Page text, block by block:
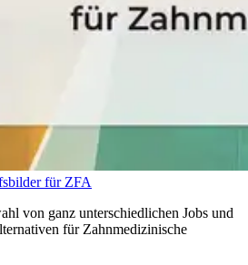
für ZFA
von ganz unterschiedlichen Jobs und
für Zahnmedizinische